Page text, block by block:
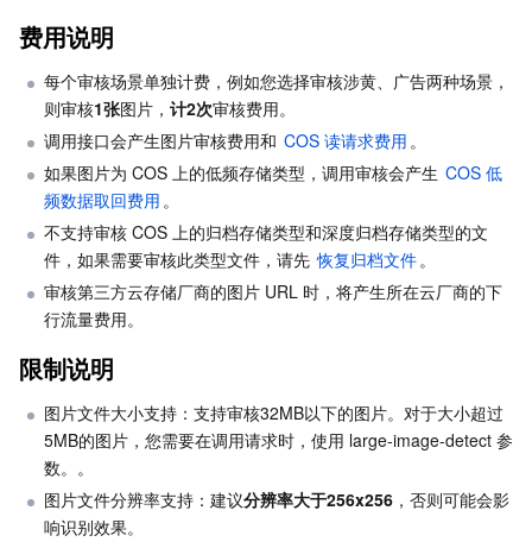
云数据库 Tendis
时序数据库 CTSDB
数据库智能管家 DBbrain
数据库管理中心
负载均衡
网关负载均衡
专线接入
云联网
弹性网卡
NAT 网关
对等连接
网络流日志
数据安全治理中心
密钥管理系统
凭据管理系统
堡垒机
数据安全审计
业务安全
验证码
文本内容安全
图片内容安全
音频内容安全
视频内容安全
账号风控平台
风险识别 RCE
安全服务
渗透测试服务
安全服务平台
云安全
云防火墙
Web 应用防火墙
主机安全
容器安全服务
云安全中心
应用安全
移动应用安全
安全凭证服务
域名与网站
域名注册
SSL 证书
私有域解析 Private DNS
企业应用
腾讯微卡
办公协同
腾讯电子签
大数据
费用说明
每个审核场景单独计费，例如您选择审核涉黄、广告两种场景，
则审核1张图片， 计2次审核费用。
调用接口会产生图片审核费用和 COS 读请求费用 。
如果图片为 COS 上的低频存储类型，调用审核会产生 COS 低
频数据取回费用 。
不支持审核 COS 上的归档存储类型和深度归档存储类型的文
件，如果需要审核此类型文件，请先 恢复归档文件。
审核第三方云存储厂商的图片 URL 时，将产生所在云厂商的下
行流量费用。
限制说明
图片文件大小支持：支持审核32MB以下的图片。对于大小超过
5MB的图片，您需要在调用请求时，使用 large-image-detect 参
数。。
图片文件分辨率支持：建议分辨率大于256x256 ，否则可能会影
响识别效果。